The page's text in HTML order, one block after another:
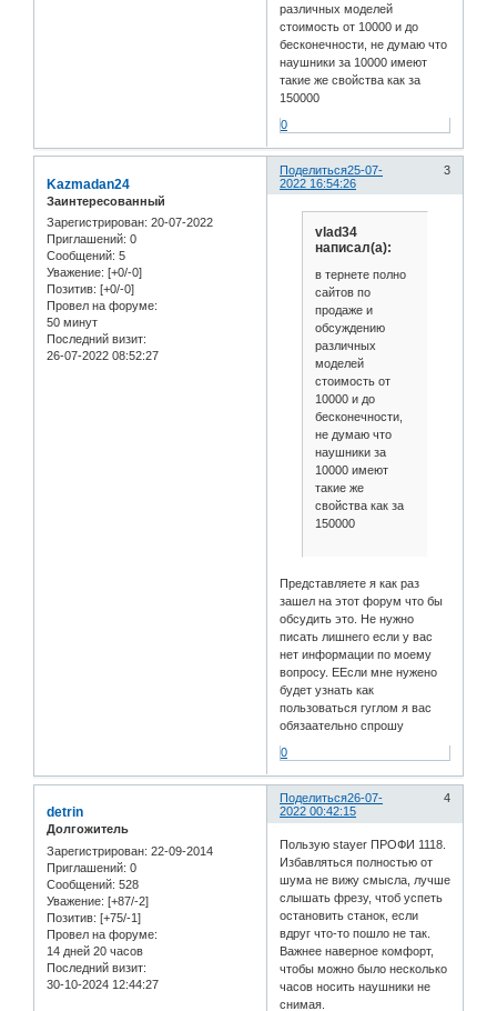
различных моделей
стоимость от 10000 и до
бесконечности, не думаю что
наушники за 10000 имеют
такие же свойства как за
150000
0
Поделиться 3
25-07-
2022 16:54:26
Kazmadan24
Заинтересованный
Зарегистрирован: 20-07-2022
Приглашений: 0
Сообщений: 5
Уважение: [+0/-0]
Позитив: [+0/-0]
Провел на форуме:
50 минут
Последний визит:
26-07-2022 08:52:27
vlad34
написал(а):
в тернете полно
сайтов по
продаже и
обсуждению
различных
моделей
стоимость от
10000 и до
бесконечности,
не думаю что
наушники за
10000 имеют
такие же
свойства как за
150000
Представляете я как раз
зашел на этот форум что бы
обсудить это. Не нужно
писать лишнего если у вас
нет информации по моему
вопросу. ЕЕсли мне нужено
будет узнать как
пользоваться гуглом я вас
обязаательно спрошу
0
Поделиться 4
26-07-
2022 00:42:15
detrin
Долгожитель
Зарегистрирован: 22-09-2014
Приглашений: 0
Сообщений: 528
Уважение: [+87/-2]
Позитив: [+75/-1]
Провел на форуме:
14 дней 20 часов
Последний визит:
30-10-2024 12:44:27
Пользую stayer ПРОФИ 1118.
Избавляться полностью от
шума не вижу смысла, лучше
слышать фрезу, чтоб успеть
остановить станок, если
вдруг что-то пошло не так.
Важнее наверное комфорт,
чтобы можно было несколько
часов носить наушники не
снимая.